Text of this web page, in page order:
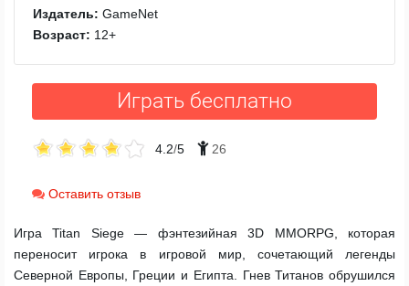
Издатель: GameNet
Возраст: 12+
Играть бесплатно
4.2/5 26
Оставить отзыв
Игра Titan Siege — фэнтезийная 3D MMORPG, которая
переносит игрока в игровой мир, сочетающий легенды
Северной Европы, Греции и Египта. Гнев Титанов обрушился